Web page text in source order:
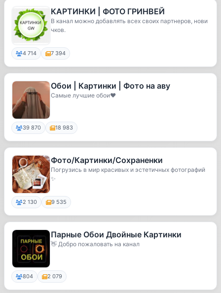
КАРТИНКИ | ФОТО ГРИНВЕЙ
В канал можно добавлять всех своих партнеров, нови
чков.
4 714 7 394
Обои | Картинки | Фото на аву
Самые лучшие обои❤️
39 870 18 983
Фото/Картинки/Сохраненки
Погрузись в мир красивых и эстетичных фотографий
✨
2 130 9 535
Парные Обои Двойные Картинки
👋 Добро пожаловать на канал
804 2 079